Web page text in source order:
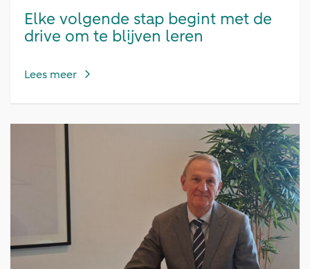
Elke volgende stap begint met de
drive om te blijven leren
Lees meer